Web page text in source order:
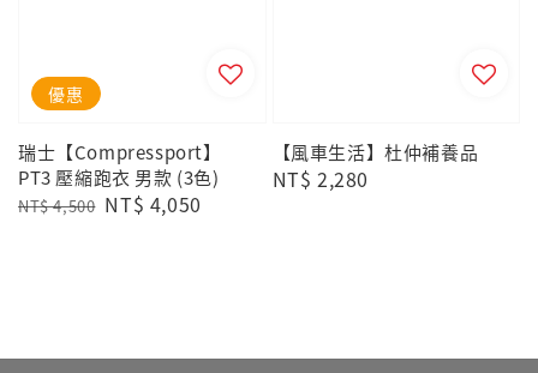
優惠
瑞士【Compressport】
PT3 壓縮跑衣 男款 (3色)
Regular
NT$ 4,500 Sale
NT$ 4,050
【風車生活】杜仲補養品
Regular
NT$ 2,280